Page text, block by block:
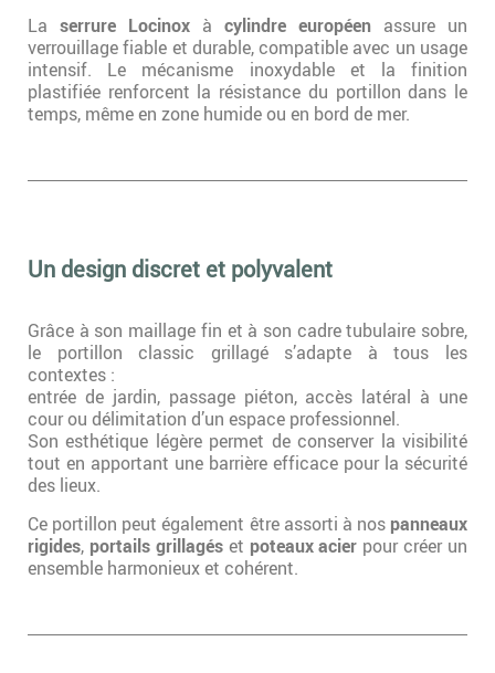
La serrure Locinox à cylindre européen assure un
verrouillage fiable et durable, compatible avec un usage
intensif. Le mécanisme inoxydable et la finition
plastifiée renforcent la résistance du portillon dans le
temps, même en zone humide ou en bord de mer.
Un design discret et polyvalent
Grâce à son maillage fin et à son cadre tubulaire sobre,
le portillon classic grillagé s’adapte à tous les
contextes :
entrée de jardin, passage piéton, accès latéral à une
cour ou délimitation d’un espace professionnel.
Son esthétique légère permet de conserver la visibilité
tout en apportant une barrière efficace pour la sécurité
des lieux.
Ce portillon peut également être assorti à nos panneaux
rigides, portails grillagéset poteaux acier pour créer un
ensemble harmonieux et cohérent.